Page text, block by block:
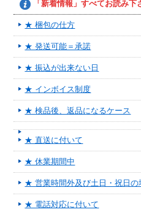
「新着情報」すべてお読み下
★ 梱包の仕方
★ 発送可能＝承諾
★ 振込が出来ない日
★ インボイス制度
★ 検品後、返品になるケース
★ 直送に付いて
★ 休業期間中
★ 営業時間外及び土日・祝日の
★ 電話対応に付いて